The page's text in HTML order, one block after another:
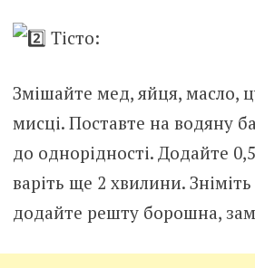
Тісто:
Змішайте мед, яйця, масло,
мисці. Поставте на водяну
до однорідності. Додайте
варіть ще 2 хвилини.
додайте решту борошна,